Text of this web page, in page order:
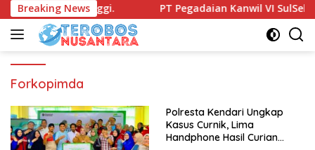
Breaking News
PT Pegadaian Kanwil VI SulSelBarRa Maluku Luncurkan
Forkopimda
Polresta Kendari Ungkap
Kasus Curnik, Lima
Handphone Hasil Curian